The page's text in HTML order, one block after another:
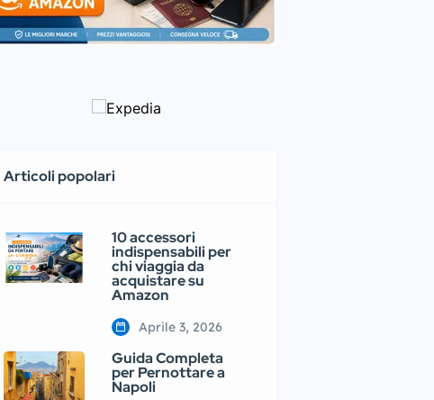
Articoli popolari
10 accessori
indispensabili per
chi viaggia da
acquistare su
Amazon
Aprile 3, 2026
Guida Completa
per Pernottare a
Napoli